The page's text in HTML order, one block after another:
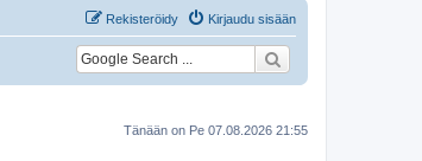
Kirjaudu sisään
Rekisteröidy
Tänään on Pe 07.08.2026 21:55